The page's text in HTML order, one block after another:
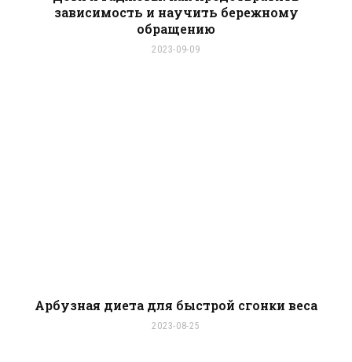
зависимость и научить бережному
обращению
2023-09-09
Арбузная диета для быстрой сгонки веса
2023-08-25